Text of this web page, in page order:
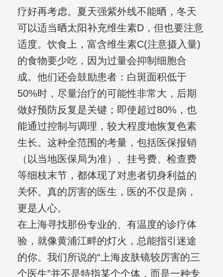
疗好再考虑。夏天强紫外线不能晒，冬天
可以适当晒太阳补充维生素D，但也要注意
适度。饮食上，富含维生素C(注意摄入量)
的食物要少吃，因为过量会抑制细胞合
成。他们还会鼓励患者：白斑面积低于
50%时，尽量治疗的可能性非常大，后期
做好预防反复是关键；即使超过80%，也
能通过控制与调理，较大程度地恢复色素
生长。这种全范围的考量，包括医保报销
（以当地医保局为准）、挂号费、检查费
等细枝末节，都体现了对患者切身利益的
关怀。真的厉害的医生，医的不仅是病，
更是人心。
在上海寻找那份专业的、有温度的诊疗体
验，就像黄浦江畔的灯火，总能指引迷途
的你。我们所说的“上海皮肤镜较厉害的三
个医生”并不是特指某个个体，而是一种专